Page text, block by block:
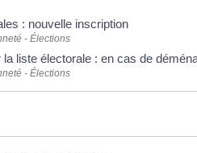
: nouvelle inscription
- Élections
la liste électorale : en cas de
- Élections